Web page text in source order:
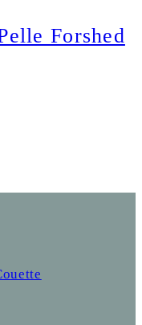
Forshed